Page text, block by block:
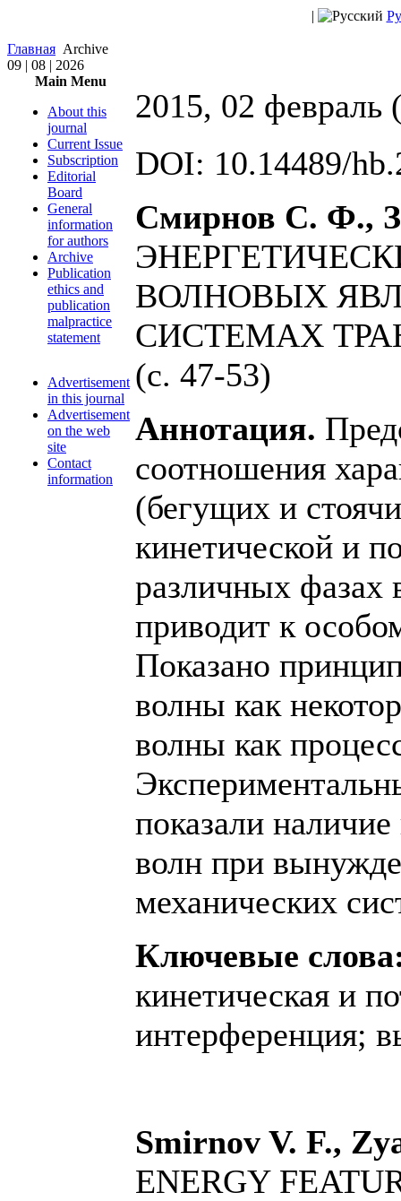
|
Главная Archive
09 | 08 | 2026
Main Menu
About this
journal
Current Issue
Subscription
Editorial
Board
General
information
for authors
Archive
Publication
ethics and
publication
malpractice
statement
Advertisement
in this journal
Advertisement
on the web
site
Contact
information
2015, 02 февраль
DOI: 10.14489/
Смирнов С. Ф.,
ВОЛНОВЫХ
СИСТЕМАХ
(с. 47-53)
Аннотация.
соотношения
(бегущих и
кинетической и
различных фазах
приводит к
Показано
волны как
волны как
показали
волн при
механических
Ключевые
кинетическая и
интерференция;
Smirnov V. F.,
ENERGY